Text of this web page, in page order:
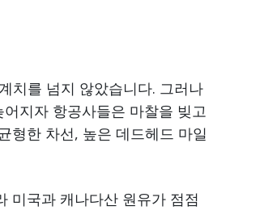
치를 넘지 않았습니다. 그러나
지자 항공사들은 마찰을 빚고
형한 차선, 높은 데드헤드 마일
미국과 캐나다산 원유가 점점